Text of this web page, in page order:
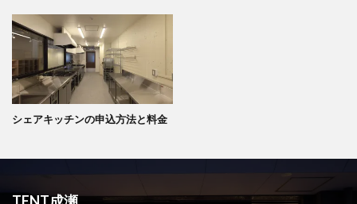
シェアキッチンの申込方法と料金